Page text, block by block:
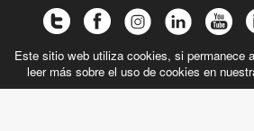
Este sitio web utiliza cookies, si permanece
leer más sobre el uso de cookies en